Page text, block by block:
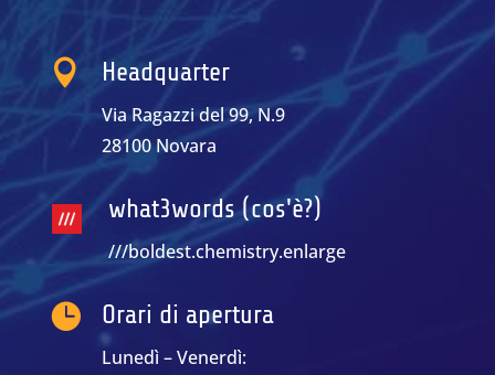
 Headquarter
Via Ragazzi del 99, N.9
28100 Novara
what3words (cos'è?)
///boldest.chemistry.enlarge
 Orari di apertura
Lunedì – Venerdì: